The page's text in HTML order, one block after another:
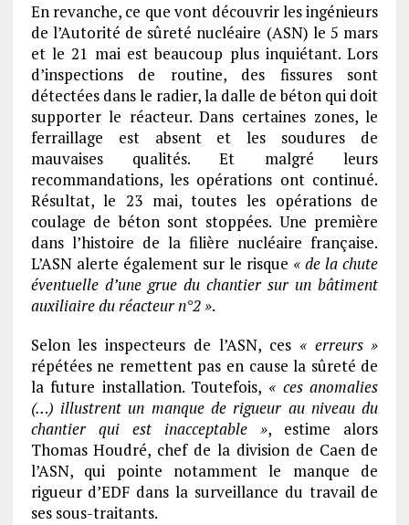
En revanche, ce que vont découvrir les ingénieurs
de l’Autorité de sûreté nucléaire (ASN) le 5 mars
et le 21 mai est beaucoup plus inquiétant. Lors
d’inspections de routine, des fissures sont
détectées dans le radier, la dalle de béton qui doit
supporter le réacteur. Dans certaines zones, le
ferraillage est absent et les soudures de
mauvaises qualités. Et malgré leurs
recommandations, les opérations ont continué.
Résultat, le 23 mai, toutes les opérations de
coulage de béton sont stoppées. Une première
dans l’histoire de la filière nucléaire française.
L’ASN alerte également sur le risque « de la chute
éventuelle d’une grue du chantier sur un bâtiment
auxiliaire du réacteur n°2 ».
Selon les inspecteurs de l’ASN, ces « erreurs »
répétées ne remettent pas en cause la sûreté de
la future installation. Toutefois, « ces anomalies
(…) illustrent un manque de rigueur au niveau du
chantier qui est inacceptable », estime alors
Thomas Houdré, chef de la division de Caen de
l’ASN, qui pointe notamment le manque de
rigueur d’EDF dans la surveillance du travail de
ses sous-traitants.